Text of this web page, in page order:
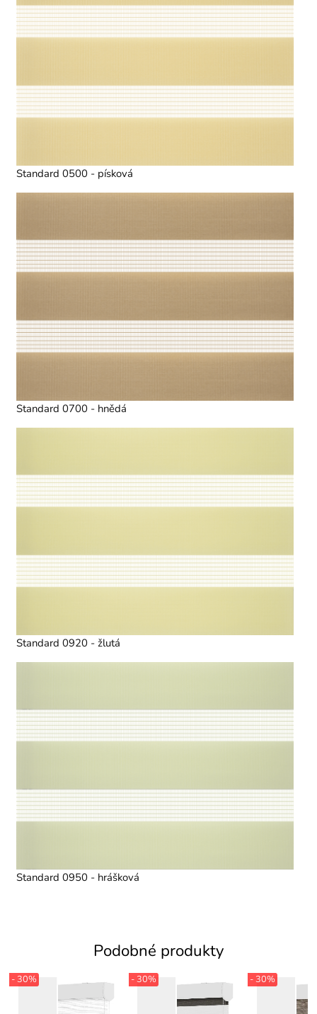
Standard 0500 - písková
Standard 0700 - hnědá
Standard 0920 - žlutá
Standard 0950 - hrášková
Podobné produkty
- 30% - 30% - 30%